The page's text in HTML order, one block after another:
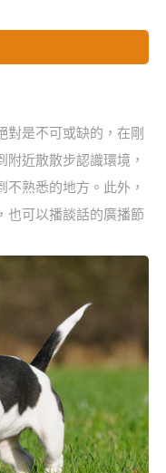
對是不可或缺的，在剛
近散散步認識環境，
熟悉的地方。此外，
也可以播談話的廣播節